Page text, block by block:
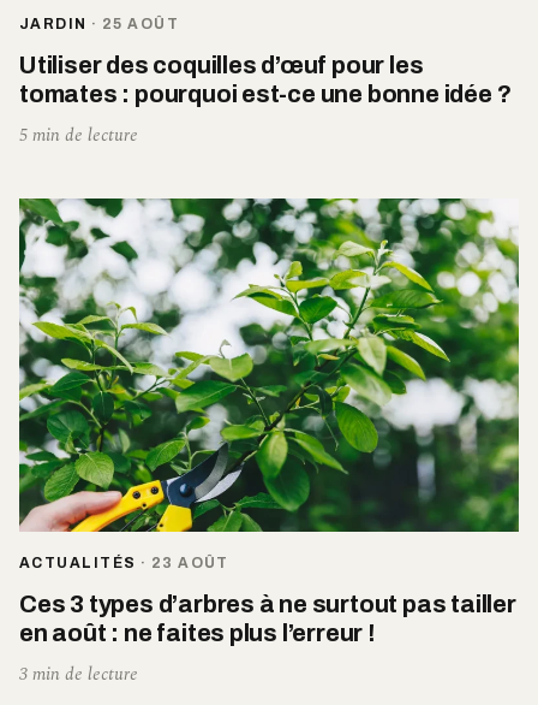
JARDIN · 25 AOÛT
Utiliser des coquilles d’œuf pour les
tomates : pourquoi est-ce une bonne idée ?
5 min de lecture
ACTUALITÉS · 23 AOÛT
Ces 3 types d’arbres à ne surtout pas tailler
en août : ne faites plus l’erreur !
3 min de lecture